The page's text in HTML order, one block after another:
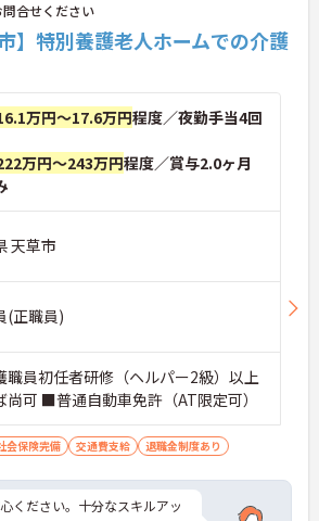
合せください
】特別養護老人ホームでの介護
万円～17.6万円程度／夜勤手当4回
万円～243万円程度／賞与2.0ヶ月
天草市
(正職員)
員初任者研修（ヘルパー2級）以上
尚可 ■普通自動車免許（AT限定可）
会保険完備 交通費支給 退職金制度あり
ください。十分なスキルアッ